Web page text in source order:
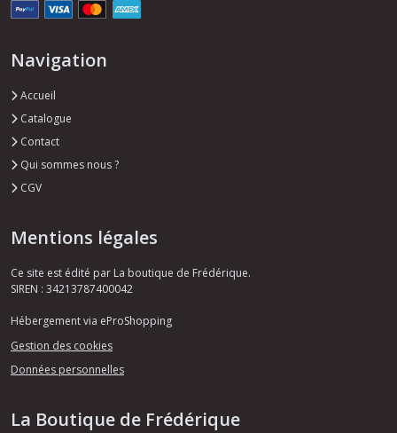
Navigation
Accueil
Catalogue
Contact
Qui sommes nous ?
CGV
Mentions légales
Ce site est édité par La boutique de Frédérique.
SIREN : 34213787400042
Hébergement via eProShopping
Gestion des cookies
Données personnelles
La Boutique de Frédérique